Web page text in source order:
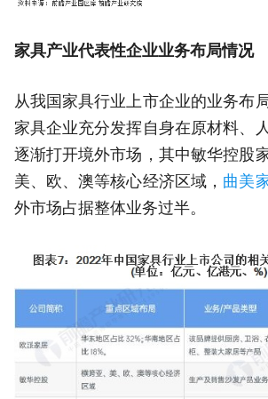
家具产业代表性企业业务布局情况
从我国家具行业上市企业的业务布
家具企业充分发挥自身在原材料、
逐渐打开境外市场，其中敏华控股
美、欧、澳等核心经济区域， 曲美
外市场占据整体业务过半。